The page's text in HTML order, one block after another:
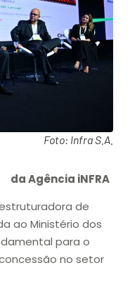
Foto: Infra S.A.
da Agência iNFRA
de
ao Ministério dos
para o
no setor